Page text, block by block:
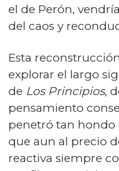
el de Perón,
del caos y
Esta
explorar el largo
de Los Principios,
pensamiento
penetró tan hondo
que aun al precio
reactiva siempre